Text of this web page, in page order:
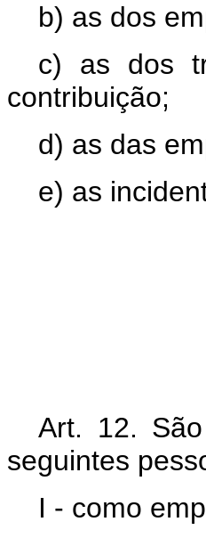
b) as dos
c) as dos
d) as das
e) as
Art. 12.
seguintes
I - como